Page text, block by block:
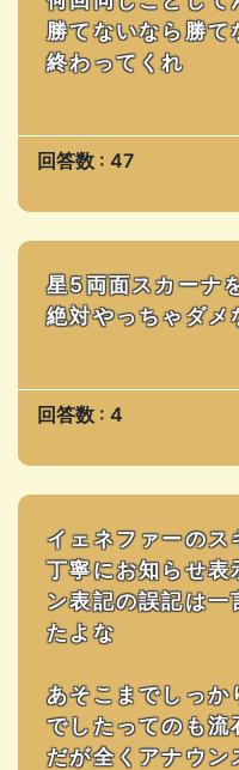
勝てないなら勝て
終わってくれ
回答数 : 47
星5両面スカーナ
絶対やっちゃダメ
回答数 : 4
イェネファーのス
丁寧にお知らせ表
ン表記の誤記は一
たよな
あそこまでしっ
でしたってのも流
だが全くアナウン